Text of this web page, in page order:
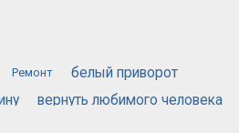
Ремонт
белый приворот
вернуть любимого человека